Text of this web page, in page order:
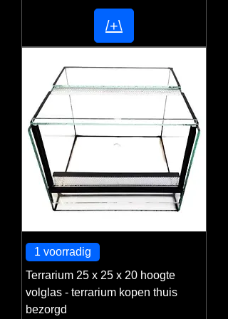
/+\
1 voorradig
Terrarium 25 x 25 x 20 hoogte
volglas - terrarium kopen thuis
bezorgd